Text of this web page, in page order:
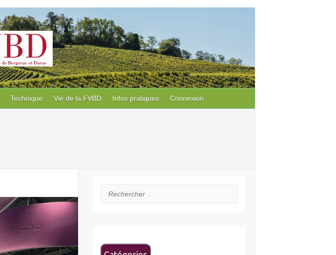
Technique Vie de la FVBD Infos pratiques Connexion
Rechercher